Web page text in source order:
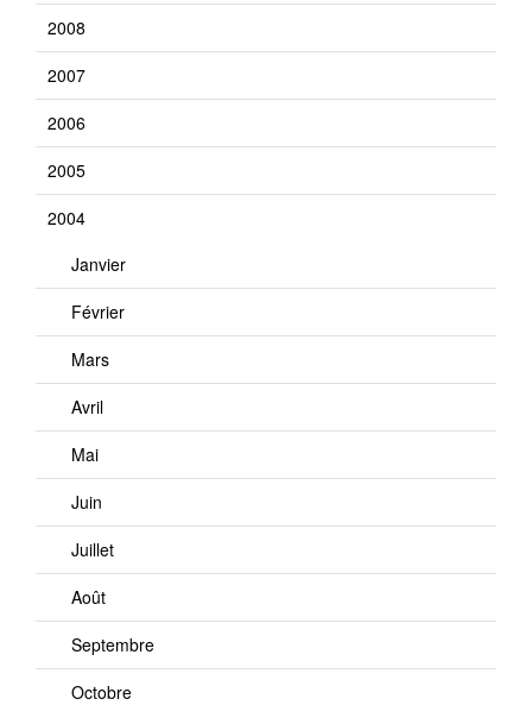
2008
2007
2006
2005
2004
Janvier
Février
Mars
Avril
Mai
Juin
Juillet
Août
Septembre
Octobre